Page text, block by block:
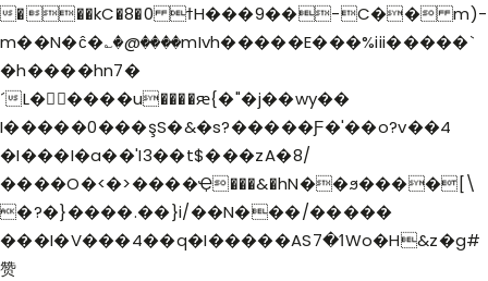
���kC�8�0 ϯH���9��-C�� m)-
m��N�ĉ�؎�@����mIvh�����E���%iii�����`
�h����hn7�
´L�����u����ԙ{�"�j��wy��
I�����0���şS�&�s?�����Ƒ�'��o?v��4
�I���I�a��'I3��t$���zA�8/
����O�<�>����Ҿ���&�hN��ϧ����[\
�?�}����.��}i/��N���/�����
���I�V���4��q�I�����ASߗ�7Wo�H&z�g#
赞
HOME
HOLY MISSION